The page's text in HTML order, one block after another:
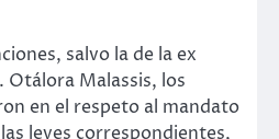
salvo la de la ex
Otálora Malassis, los
en el respeto al mandato
leyes correspondientes,